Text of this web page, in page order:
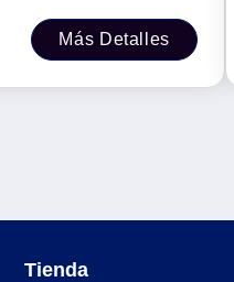
Más Detalles
Tienda